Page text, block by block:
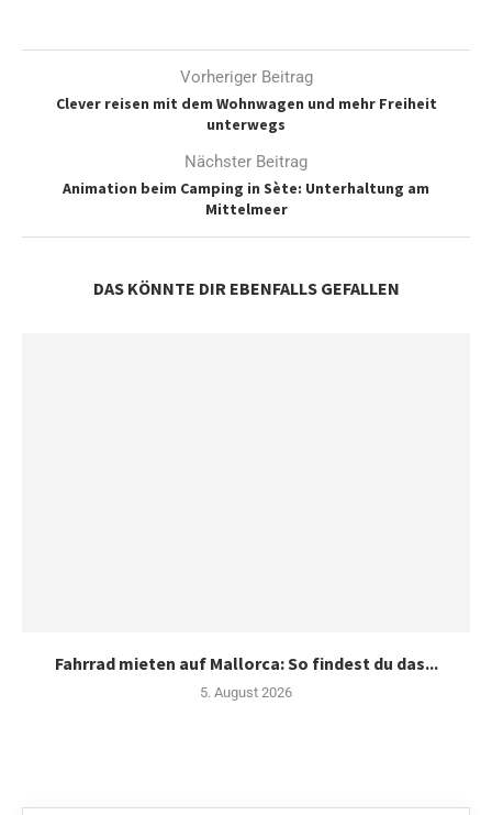
Vorheriger Beitrag
Clever reisen mit dem Wohnwagen und mehr Freiheit
unterwegs
Nächster Beitrag
Animation beim Camping in Sète: Unterhaltung am
Mittelmeer
DAS KÖNNTE DIR EBENFALLS GEFALLEN
Fahrrad mieten auf Mallorca: So findest du das...
5. August 2026